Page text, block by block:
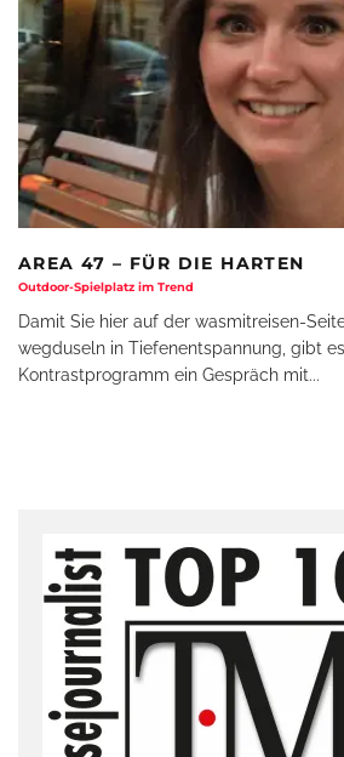
AREA 47 – FÜR DIE HARTEN
Outdoor-Spielplatz im Trend
Damit Sie hier auf der wasmitreisen-
wegduseln in Tiefenentspannung, gibt
Kontrastprogramm ein Gespräch mit...